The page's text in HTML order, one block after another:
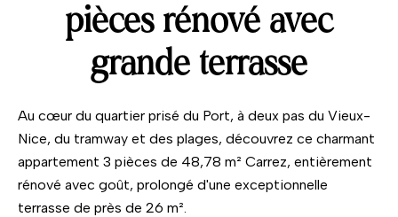
pièces rénové avec
grande terrasse
Au cœur du quartier prisé du Port, à deux pas du Vieux-
Nice, du tramway et des plages, découvrez ce charmant
appartement 3 pièces de 48,78 m² Carrez, entièrement
rénové avec goût, prolongé d'une exceptionnelle
terrasse de près de 26 m².